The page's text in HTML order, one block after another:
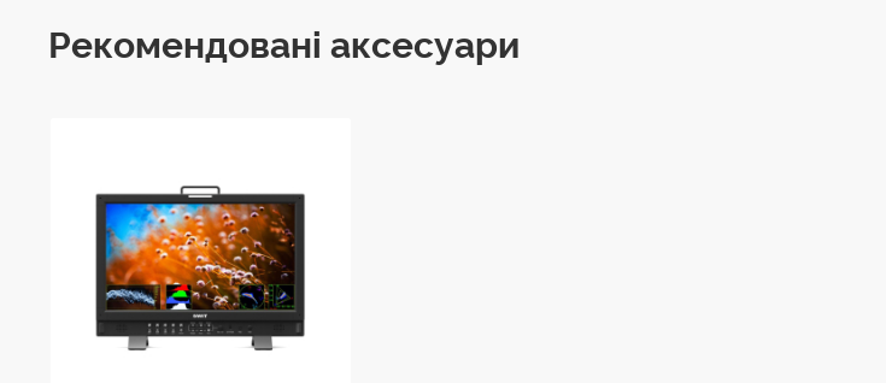
Рекомендовані аксесуари